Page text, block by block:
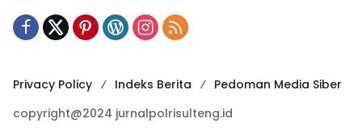
Privacy Policy Indeks Berita
Pedoman Media Siber
copyright@2024 jurnalpolrisulteng.id